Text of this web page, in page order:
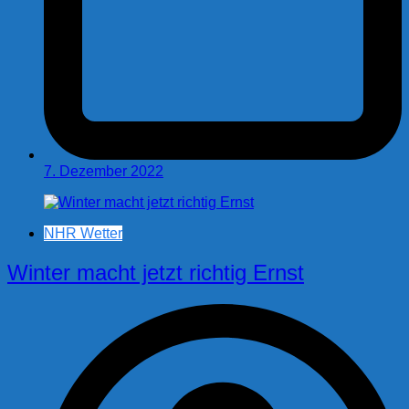
7. Dezember 2022
NHR Wetter
Winter macht jetzt richtig Ernst